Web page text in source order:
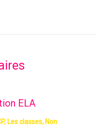
ELA
, Les classes, Non